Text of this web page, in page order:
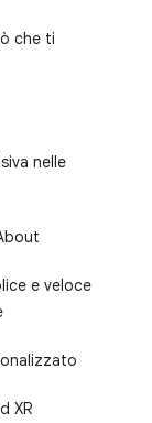
che ti
nelle
e veloce
XR